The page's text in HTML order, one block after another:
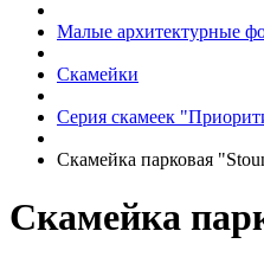
Малые архитектурные
Скамейки
Серия скамеек
Скамейка парковая
Скамейка